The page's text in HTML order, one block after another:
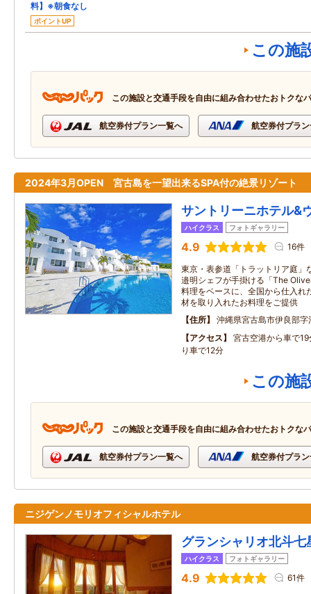
料】※朝食なし
ポイントUP
この施
この施設と交通手段を自由に組み合わせたおトクな
航空券付プラン一覧へ 航空券付プラ
2024年3月OPEN 宮古島を一望出来るSPA付の絶景リゾート
サントリーニホテル&
ハイクラス フォトギャラリー
4.9 16件
東京・表参道「トラットリア庭」
邉明シェフが手掛ける「The
料理をベースに、全国から仕入れ
材を取り入れたお料理をご提供
住所
沖縄県宮古島市伊良部
アクセス
宮古空港から車で
り車で12分
この施
この施設と交通手段を自由に組み合わせたおトクな
航空券付プラン一覧へ 航空券付プラ
ニジゲンノモリオフィシャルホテル
グランシャリオ北斗七
ハイクラス フォトギャラリー
4.9 61件